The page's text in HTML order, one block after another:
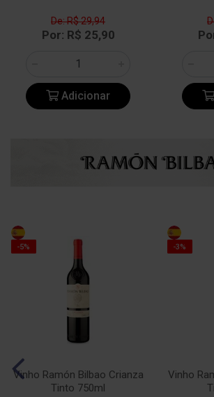
De: R$ 29,94
Por: R$ 25,90
Adicionar
-5%
Vinho Ramón Bilbao Crianza
Tinto 750ml
-3%
Vinho